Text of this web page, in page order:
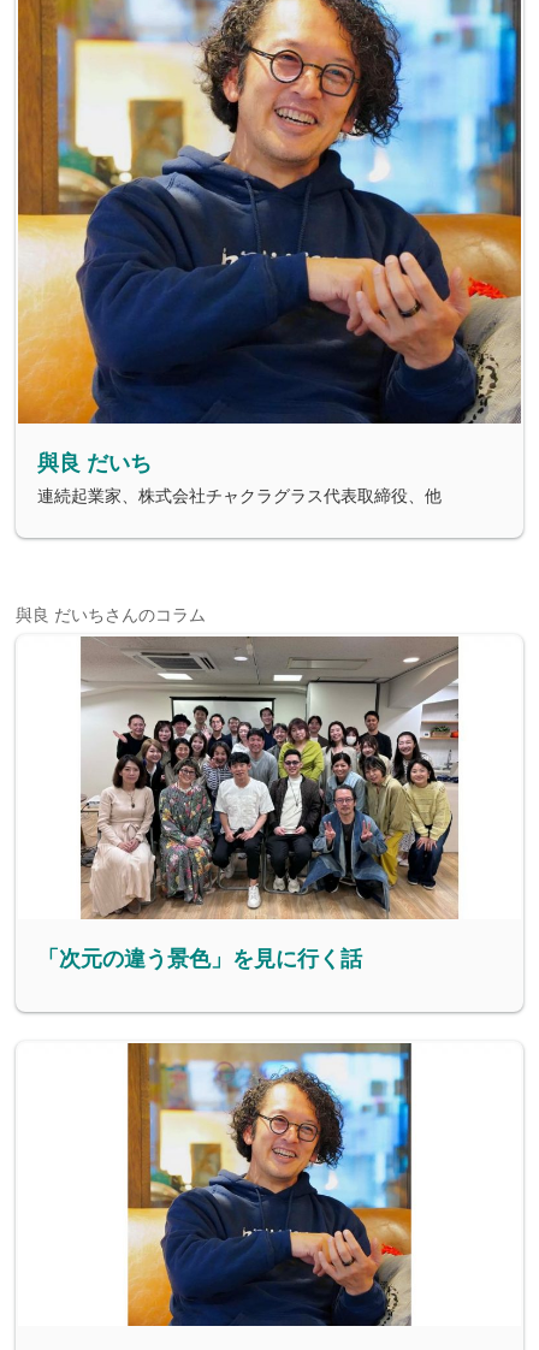
與良 だいち
連続起業家、株式会社チャクラグラス代表取締役、他
與良 だいちさんのコラム
「次元の違う景色」を見に行く話